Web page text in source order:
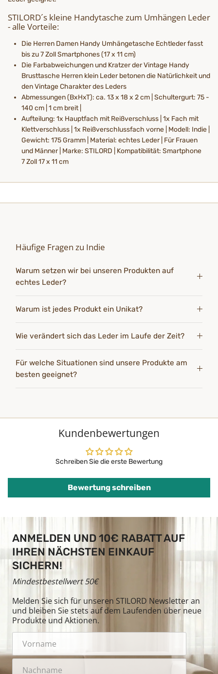
STILORD´s kleine Handytasche zum Umhängen Leder
- alle Vorteile:
Die Herren Damen Handy Umhängetasche Echtleder fasst
bis zu 7 Zoll Smartphones (17 x 11 cm)
Die Farbabweichungen und Kratzer der Vintage Handy
Brusttasche Herren klein Leder betonen die Natürlichkeit und
den Vintage Charakter des Leders
Abmessungen (BxHxT): ca. 13 x 18 x 2 cm | Schultergurt: 75 -
140 cm | 1 cm breit |
Aufteilung: 1x Hauptfach mit Reißverschluss | 1x Fach mit
Klettverschluss | 1x Reißverschlussfach vorne | Modell: Indie |
Gewicht: 175 Gramm | Material: echtes Leder | Für Frauen
und Männer | Marke: STILORD | Kompatibilität: Smartphone
7 Zoll 17 x 11 cm
Häufige Fragen zu Indie
Warum setzen wir bei unseren Produkten auf
echtes Leder?
Warum ist jedes Produkt ein Unikat?
Wie verändert sich das Leder im Laufe der Zeit?
Für welche Situationen sind unsere Produkte am
besten geeignet?
Kundenbewertungen
Schreiben Sie die erste Bewertung
Bewertung schreiben
ANMELDEN UND 10€ RABATT AUF
IHREN NÄCHSTEN EINKAUF
SICHERN!
Mindestbestellwert 50€
Melden Sie sich für unseren STILORD Newsletter an
und bleiben Sie stets auf dem Laufenden über neue
Produkte und Aktionen.